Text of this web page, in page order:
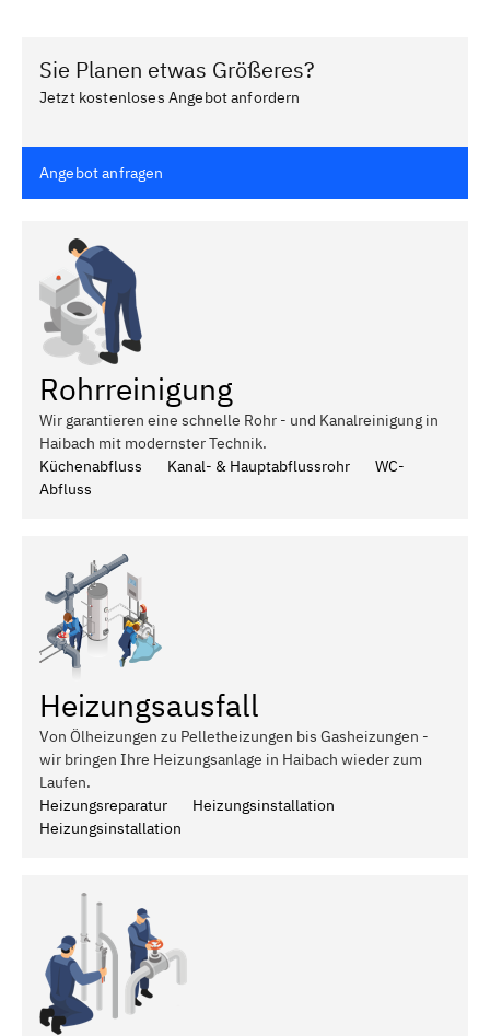
Sie Planen etwas Größeres?
Jetzt kostenloses Angebot anfordern
Angebot anfragen
Rohrreinigung
Wir garantieren eine schnelle Rohr - und Kanalreinigung in
Haibach mit modernster Technik.
Küchenabfluss
Kanal- & Hauptabflussrohr
WC-
Abfluss
Heizungsausfall
Von Ölheizungen zu Pelletheizungen bis Gasheizungen -
wir bringen Ihre Heizungsanlage in Haibach wieder zum
Laufen.
Heizungsreparatur
Heizungsinstallation
Heizungsinstallation